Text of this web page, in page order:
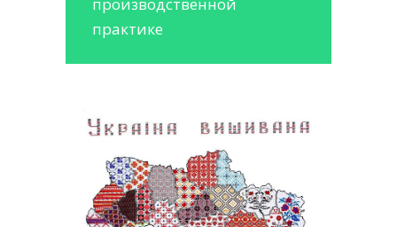
производственной
практике